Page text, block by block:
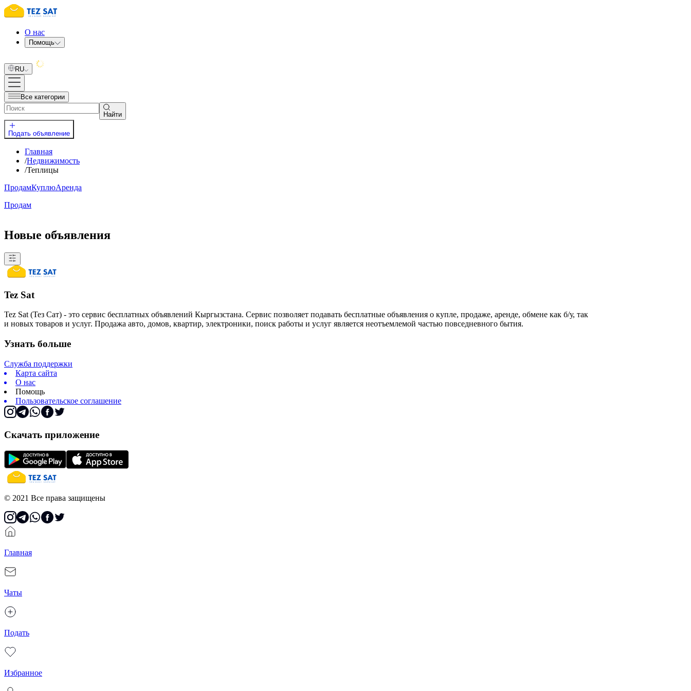
О нас
Помощь
RU
Все категории
Найти
Подать объявление
Главная
/Недвижимость
/Теплицы
ПродамКуплюАренда
Продам
Новые объявления
Tez Sat
Tez Sat (Тез Сат) - это сервис бесплатных объявлений Кыргызстана. Сервис позволяет подавать бесплатные объявления о купле, продаже, аренде, обмене как б/у, так
и новых товаров и услуг. Продажа авто, домов, квартир, электроники, поиск работы и услуг является неотъемлемой частью повседневного бытия.
Узнать больше
Служба поддержки
Карта сайта
О нас
Помощь
Пользовательское соглашение
Скачать приложение
© 2021 Все права защищены
Главная
Чаты
Подать
Избранное